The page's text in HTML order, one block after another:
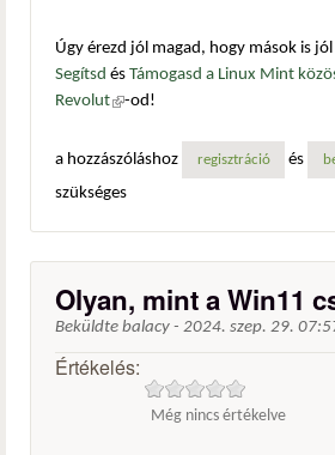
Úgy érezd jól magad, hogy mások is
Segítsd és Támogasd a Linux Mint
Revolut(külső hivatkozás)
-od!
a hozzászóláshoz regisztráció és
szükséges
Olyan, mint a Win11
Beküldte balacy - 2024. szep. 29.
Értékelés:
Még nincs értékelve